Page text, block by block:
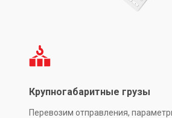
Крупногабаритные грузы
Перевозим отправления,